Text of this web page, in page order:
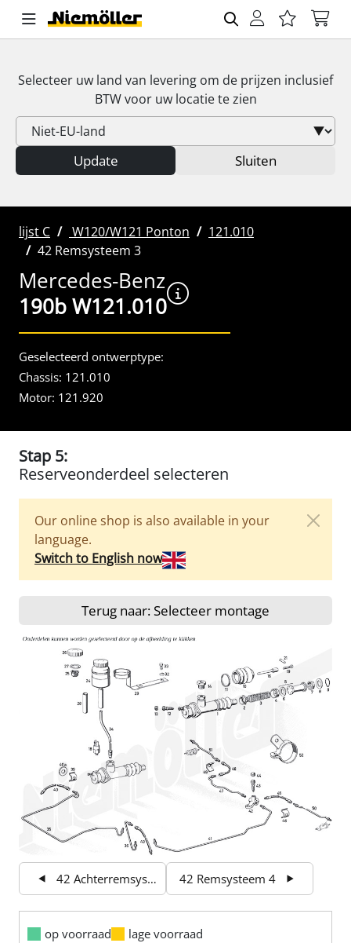
Selecteer uw land van levering om de prijzen inclusief
BTWvoor uw locatie te zien
Update Sluiten
lijst C W120/W121 Ponton
121.010
42 Remsysteem 3
Mercedes-Benz
190b W121.010
Geselecteerd ontwerptype:
Chassis: 121.010
Motor: 121.920
Stap 5:
Reserveonderdeel selecteren
Our online shop is also available in your
language.
Switch to English now
Terug naar: Selecteer montage
42 Achterremsysteem 42 Remsysteem 4
op voorraad
lage voorraad